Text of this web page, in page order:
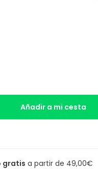
Añadir a mi cesta
gratis a partir de 49,00€